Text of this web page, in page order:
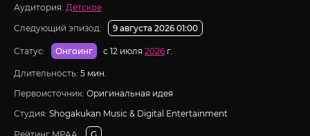
Аудитория: Детское
Следующий эпизод:
9 августа 2026 01:00
Статус: Онгоинг с 12 июля 2026 г.
Длительность: 5 мин.
Первоисточник: Оригинальная идея
Студия: Shogakukan Music & Digital Entertainment